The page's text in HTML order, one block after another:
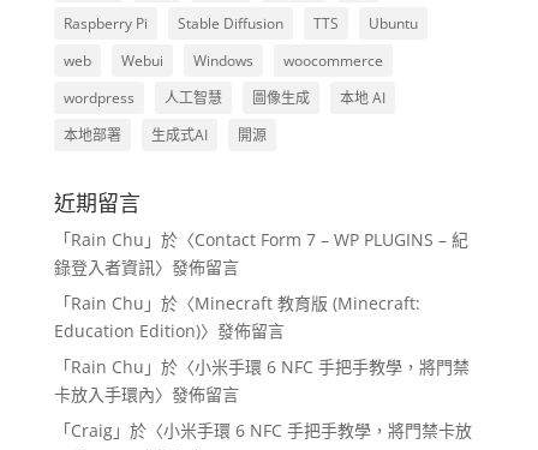
Raspberry Pi Stable Diffusion TTS
Ubuntu
web
Webui Windows
woocommerce
wordpress
人工智慧 圖像生成
本地 AI
本地部署
生成式AI 開源
近期留言
「Rain Chu 」於〈Contact Form 7 – WP PLUGINS – 紀
錄登入者資訊〉發佈留言
「Rain Chu 」於〈Minecraft 教育版 (Minecraft:
Education Edition)〉發佈留言
「Rain Chu 」於〈小米手環 6 NFC 手把手教學，將門禁
卡放入手環內〉發佈留言
「Craig」於〈小米手環 6 NFC 手把手教學，將門禁卡放